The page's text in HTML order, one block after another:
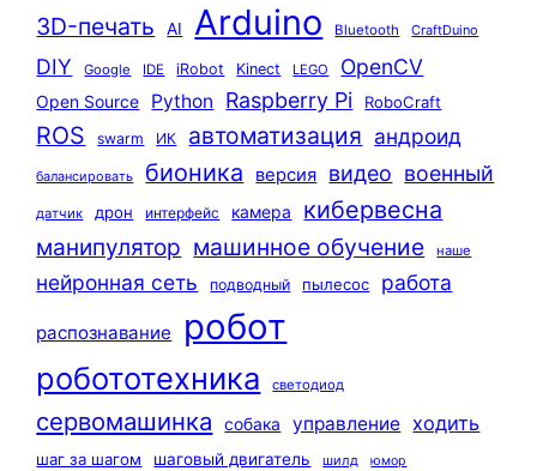
3D-печать AI Arduino Bluetooth CraftDuino
DIY Google IDE iRobot Kinect LEGO OpenCV
Open Source Python Raspberry Pi RoboCraft
ROS swarm ИК автоматизация андроид
балансировать бионика версия видео военный
датчик дрон интерфейс камера кибервесна
манипулятор машинное обучение наше
нейронная сеть подводный пылесос работа
распознавание робот
робототехника светодиод
сервомашинка собака управление ходить
шаг за шагом шаговый двигатель шилд юмор